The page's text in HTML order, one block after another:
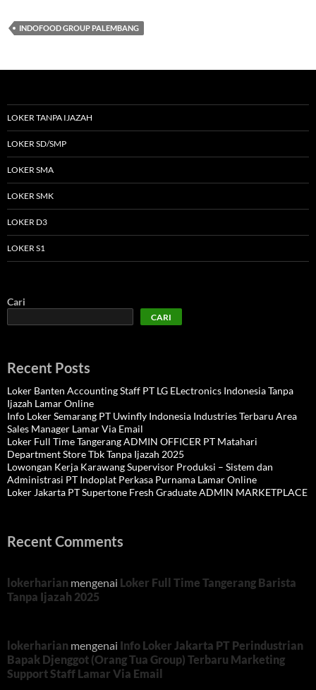
INDOFOOD GROUP PALEMBANG
LOKER TANPA IJAZAH
LOKER SD/SMP
LOKER SMA
LOKER SMK
LOKER D3
LOKER S1
Cari
CARI
Recent Posts
Loker Banten Accounting Staff PT LG ELectronics Indonesia Tanpa
Ijazah Lamar Online
Info Loker Semarang PT Uwinfly Indonesia Industries Terbaru Area
Sales Manager Lamar Via Email
Loker Full Time Tangerang ADMIN OFFICER PT Matahari
Department Store Tbk Tanpa Ijazah 2025
Lowongan Kerja Karawang Supervisor Produksi – Sistem dan
Administrasi PT Indoplat Perkasa Purnama Lamar Online
Loker Jakarta PT Supertone Fresh Graduate ADMIN MARKETPLACE
Recent Comments
lokerharian mengenai Loker Full Time Tangerang Barista
Tanpa Ijazah 2025
lokerharian mengenai Info Loker Jakarta PT Perindustrian
Bapak Djenggot (Orang Tua Group) Terbaru Marketing
Support Staff Lamar Via Email